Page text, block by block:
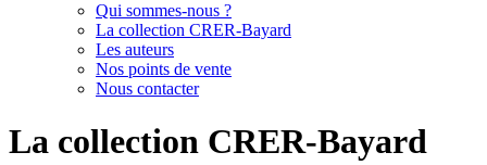
Qui sommes-nous ?
La collection CRER-Bayard
Les auteurs
Nos points de vente
Nous contacter
La collection CRER-Bayard